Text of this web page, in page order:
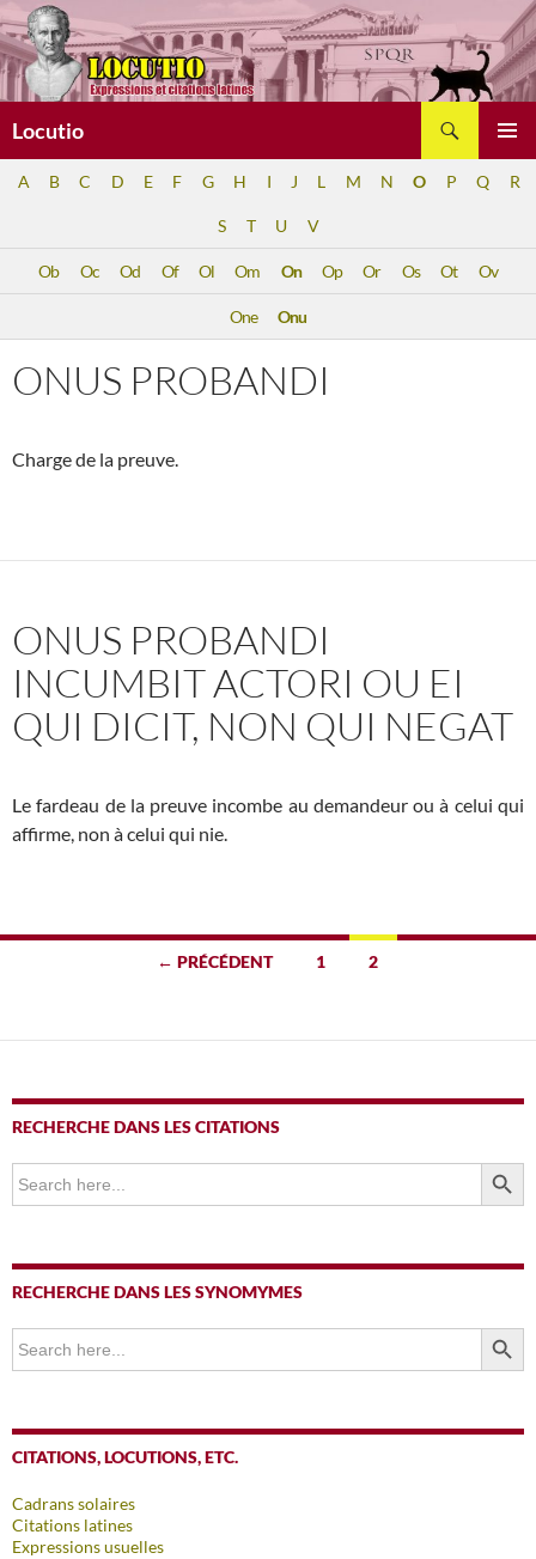
Aller
au
contenu
Locutio
A B C D E F G H I J L M N O P Q R
S T U V
Ob Oc Od Of Ol Om On Op Or Os Ot Ov
One Onu
ONUS PROBANDI
Charge de la preuve.
ONUS PROBANDI
INCUMBIT ACTORI OU EI
QUI DICIT, NON QUI NEGAT
Le fardeau de la preuve incombe au demandeur ou à celui qui
affirme, non à celui qui nie.
articles
← PRÉCÉDENT 1 2
RECHERCHE DANS LES CITATIONS
Search
for:
SEARCH
RECHERCHE DANS LES SYNOMYMES
Search
for:
SEARCH
CITATIONS, LOCUTIONS, ETC.
Cadrans solaires
Citations latines
Expressions usuelles